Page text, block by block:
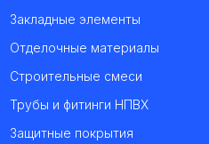
Закладные элементы
Отделочные материалы
Строительные смеси
Трубы и фитинги НПВХ
Защитные покрытия